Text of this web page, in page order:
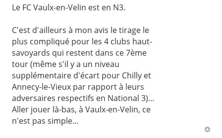
Le FC Vaulx-en-Velin est en N3.
C'est d'ailleurs à mon avis le tirage le
plus compliqué pour les 4 clubs haut-
savoyards qui restent dans ce 7ème
tour (même s'il y a un niveau
supplémentaire d'écart pour Chilly et
Annecy-le-Vieux par rapport à leurs
adversaires respectifs en National 3)...
Aller jouer là-bas, à Vaulx-en-Velin, ce
n'est pas simple...